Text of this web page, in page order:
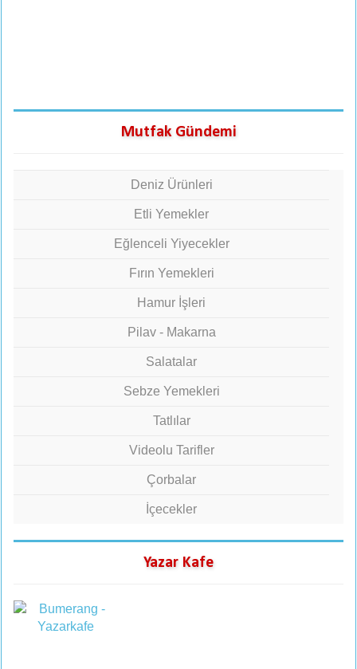
Mutfak Gündemi
Deniz Ürünleri
Etli Yemekler
Eğlenceli Yiyecekler
Fırın Yemekleri
Hamur İşleri
Pilav - Makarna
Salatalar
Sebze Yemekleri
Tatlılar
Videolu Tarifler
Çorbalar
İçecekler
Yazar Kafe